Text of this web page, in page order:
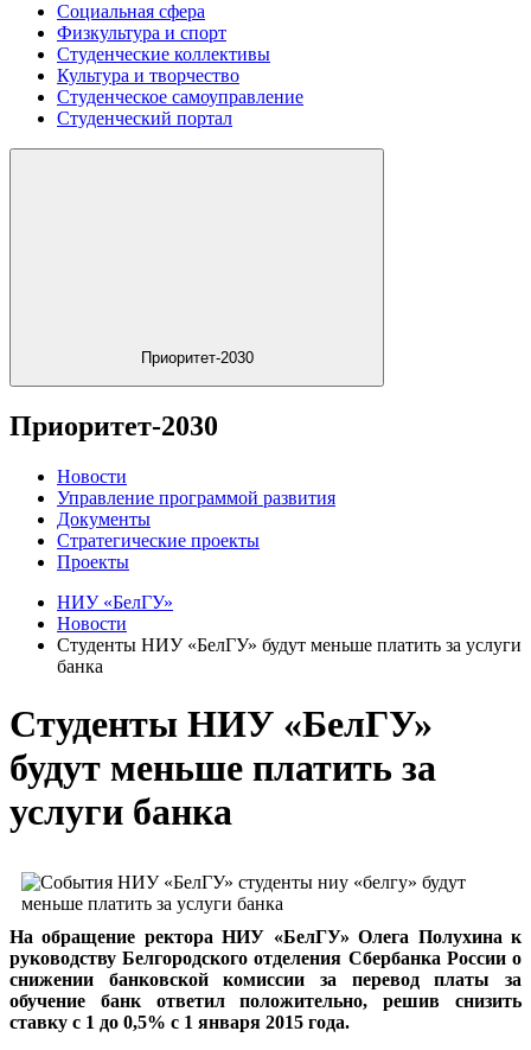
Социальная сфера
Физкультура и спорт
Студенческие коллективы
Культура и творчество
Студенческое самоуправление
Студенческий портал
Приоритет-2030
Приоритет-2030
Новости
Управление программой развития
Документы
Стратегические проекты
Проекты
НИУ «БелГУ»
Новости
Студенты НИУ «БелГУ» будут меньше платить за услуги
банка
Студенты НИУ «БелГУ»
будут меньше платить за
услуги банка
На обращение ректора НИУ «БелГУ» Олега Полухина к
руководству Белгородского отделения Сбербанка России о
снижении банковской комиссии за перевод платы за
обучение банк ответил положительно, решив снизить
ставку с 1 до 0,5% с 1 января 2015 года.